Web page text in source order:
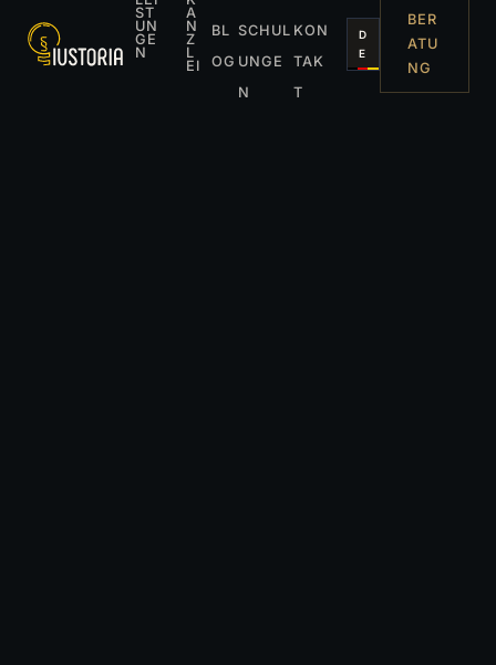
ST
UN
GE
N
A
N
Z
L
EI
BL
OG
SCHUL
UNGE
N
KON
TAK
T
D
E
BER
ATU
NG